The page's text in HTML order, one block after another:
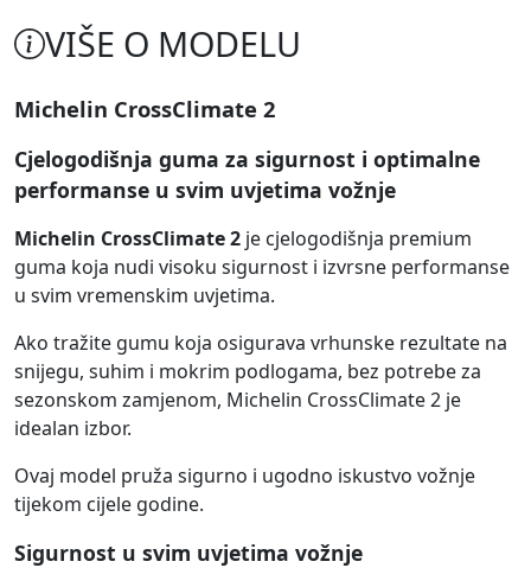
VIŠE O MODELU
Michelin CrossClimate 2
Cjelogodišnja guma za sigurnost i optimalne
performanse u svim uvjetima vožnje
Michelin CrossClimate 2 je cjelogodišnja premium
guma koja nudi visoku sigurnost i izvrsne performanse
u svim vremenskim uvjetima.
Ako tražite gumu koja osigurava vrhunske rezultate na
snijegu, suhim i mokrim podlogama, bez potrebe za
sezonskom zamjenom, Michelin CrossClimate 2 je
idealan izbor.
Ovaj model pruža sigurno i ugodno iskustvo vožnje
tijekom cijele godine.
Sigurnost u svim uvjetima vožnje